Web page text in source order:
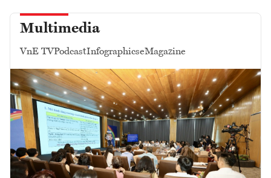
Multimedia
VnE TVPodcastInfographicseMagazine